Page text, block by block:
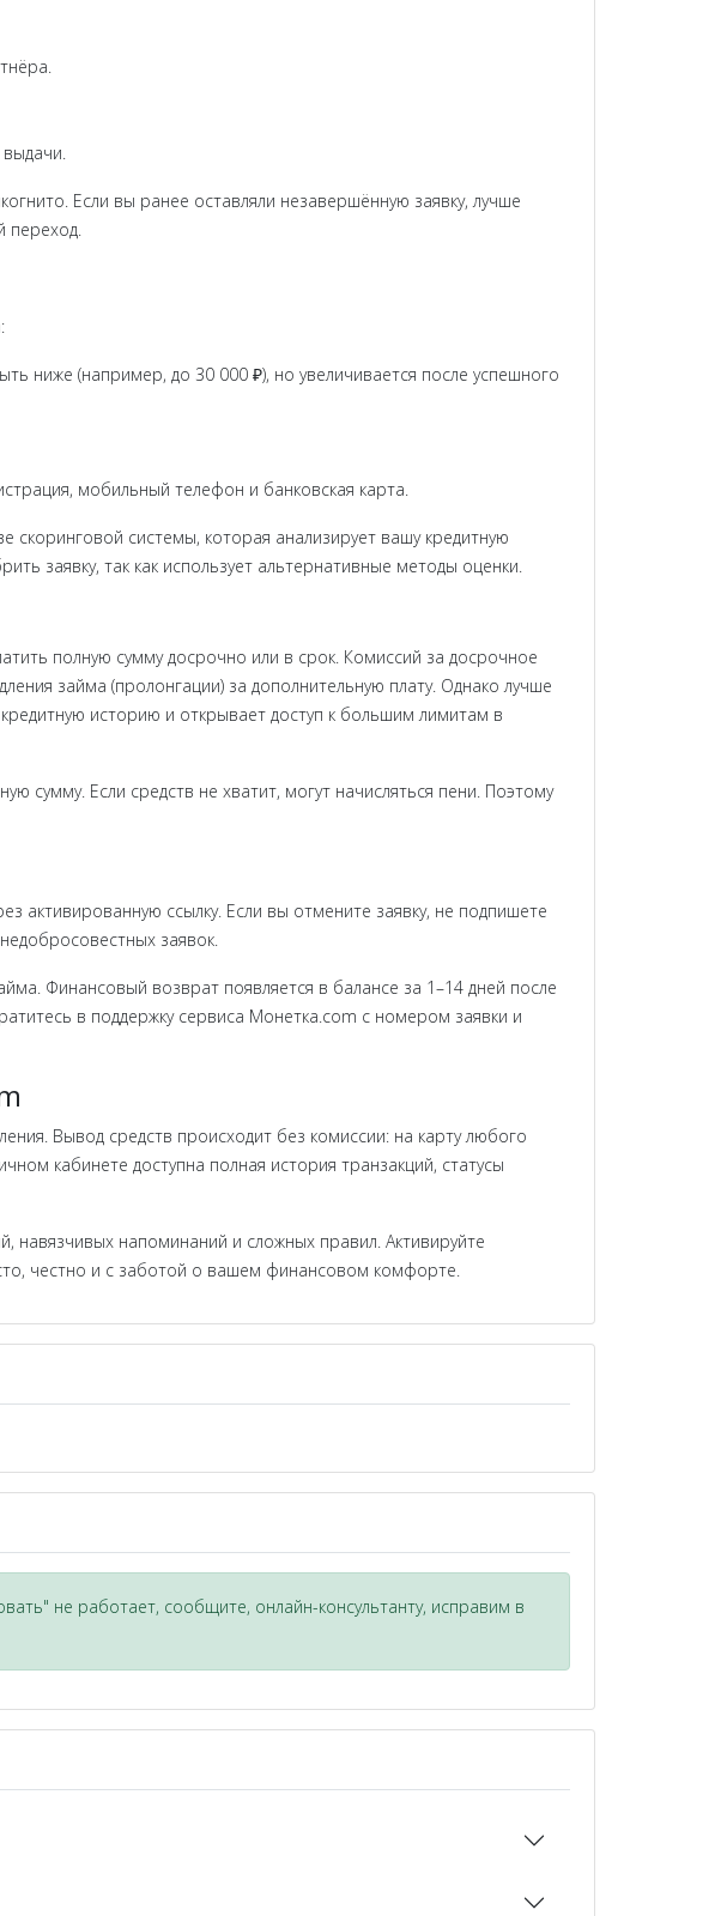
выдачи.
Если вы ранее оставляли незавершённую заявку, лучше
переход.
ниже (например, до 30 000 ₽), но увеличивается после успешного
мобильный телефон и банковская карта.
системы, которая анализирует вашу кредитную
заявку, так как использует альтернативные методы оценки.
полную сумму досрочно или в срок. Комиссий за досрочное
займа (пролонгации) за дополнительную плату. Однако лучше
историю и открывает доступ к большим лимитам в
сумму. Если средств не хватит, могут начисляться пени. Поэтому
ссылку. Если вы отмените заявку, не подпишете
заявок.
Финансовый возврат появляется в балансе за 1–14 дней после
в поддержку сервиса Монетка.com с номером заявки и
Вывод средств происходит без комиссии: на карту любого
кабинете доступна полная история транзакций, статусы
навязчивых напоминаний и сложных правил. Активируйте
честно и с заботой о вашем финансовом комфорте.
не работает, сообщите, онлайн-консультанту, исправим в